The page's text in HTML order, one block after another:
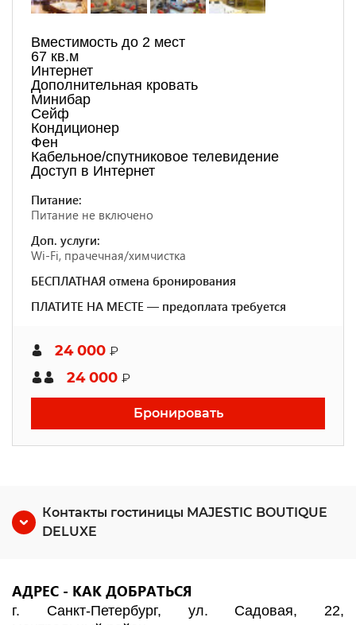
Вместимость до 2 мест
67 кв.м
Интернет
Дополнительная кровать
Минибар
Сейф
Кондиционер
Фен
Кабельное/спутниковое телевидение
Доступ в Интернет
Питание:
Питание не включено
Доп. услуги:
Wi-Fi, прачечная/химчистка
БЕСПЛАТНАЯ отмена бронирования
ПЛАТИТЕ НА МЕСТЕ — предоплата требуется
24 000 ₽
24 000 ₽
Бронировать
Контакты гостиницы MAJESTIC BOUTIQUE
DELUXE
АДРЕС - КАК ДОБРАТЬСЯ
г. Санкт-Петербург, ул. Садовая, 22,